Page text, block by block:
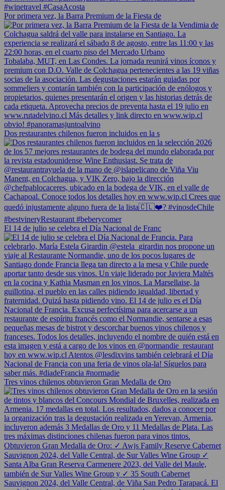
Por primera vez, la Barra Premium de la Fiesta de
Dos restaurantes chilenos fueron incluidos en la s
El 14 de julio se celebra el Día Nacional de Franc
Tres vinos chilenos obtuvieron Gran Medalla de Oro